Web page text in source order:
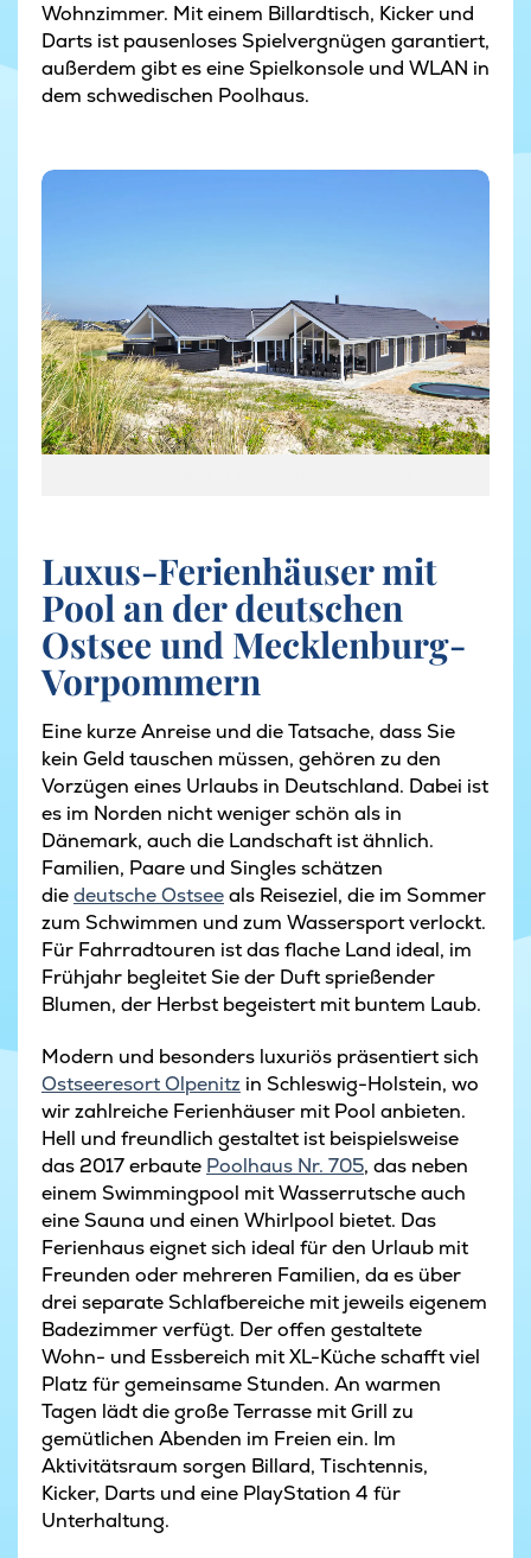
Wohnzimmer. Mit einem Billardtisch, Kicker und
Darts ist pausenloses Spielvergnügen garantiert,
außerdem gibt es eine Spielkonsole und WLAN in
dem schwedischen Poolhaus.
Luxus-Ferienhäuser mit
Pool an der deutschen
Ostsee und Mecklenburg-
Vorpommern
Eine kurze Anreise und die Tatsache, dass Sie
kein Geld tauschen müssen, gehören zu den
Vorzügen eines Urlaubs in Deutschland. Dabei ist
es im Norden nicht weniger schön als in
Dänemark, auch die Landschaft ist ähnlich.
Familien, Paare und Singles schätzen
diedeutsche Ostseeals Reiseziel, die im Sommer
zum Schwimmen und zum Wassersport verlockt.
Für Fahrradtouren ist das flache Land ideal, im
Frühjahr begleitet Sie der Duft sprießender
Blumen, der Herbst begeistert mit buntem Laub.
Modern und besonders luxuriös präsentiert sich
Ostseeresort Olpenitz in Schleswig-Holstein, wo
wir zahlreiche Ferienhäuser mit Pool anbieten.
Hell und freundlich gestaltet ist beispielsweise
das 2017 erbaute Poolhaus Nr. 705, das neben
einem Swimmingpool mit Wasserrutsche auch
eine Sauna und einen Whirlpool bietet. Das
Ferienhaus eignet sich ideal für den Urlaub mit
Freunden oder mehreren Familien, da es über
drei separate Schlafbereiche mit jeweils eigenem
Badezimmer verfügt. Der offen gestaltete
Wohn- und Essbereich mit XL-Küche schafft viel
Platz für gemeinsame Stunden. An warmen
Tagen lädt die große Terrasse mit Grill zu
gemütlichen Abenden im Freien ein. Im
Aktivitätsraum sorgen Billard, Tischtennis,
Kicker, Darts und eine PlayStation 4 für
Unterhaltung.